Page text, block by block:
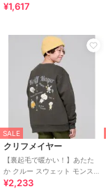
¥1,617
SALE
クリフメイヤー
【裏起毛で暖かい！】あたた
か クルー スウェット モンスタ
ー 120cm～170cm
¥2,233